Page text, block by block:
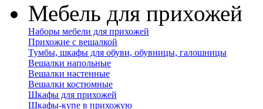
Мебель для прихожей
Наборы мебели для прихожей
Прихожие с вешалкой
Тумбы, шкафы для обуви, обувницы, галошницы
Вешалки напольные
Вешалки настенные
Вешалки костюмные
Шкафы для прихожей
Шкафы-купе в прихожую